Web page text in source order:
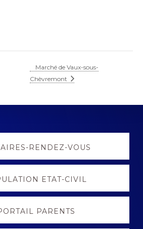
Marché de Vaux-sous-
Chèvremont
RENDEZ-VOUS
ETAT-CIVIL
PARENTS